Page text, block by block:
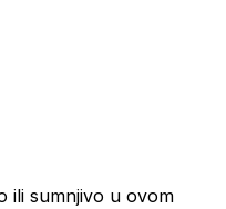
ili sumnjivo u ovom